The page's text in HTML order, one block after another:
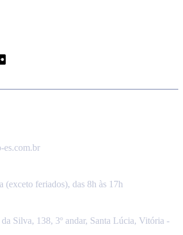
es.com.br
(exceto feriados), das 8h às 17h
Silva, 138, 3º andar, Santa Lúcia, Vitória -